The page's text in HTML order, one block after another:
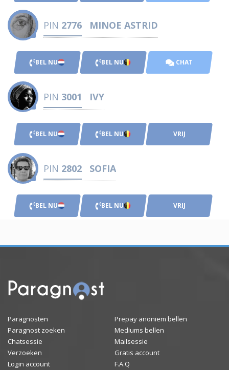
PIN 2776 MINOE ASTRID
BEL NU BEL NU CHAT
PIN 3001 IVY
BEL NU BEL NU VRIJ
PIN 2802 SOFIA
BEL NU BEL NU VRIJ
Paragnosten
Prepay anoniem bellen
Paragnost zoeken
Mediums bellen
Chatsessie
Mailsessie
Verzoeken
Gratis account
Login account
F.A.Q